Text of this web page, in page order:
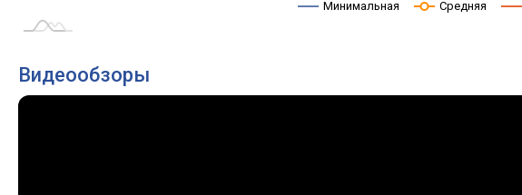
Минимальная Средняя
Видеообзоры